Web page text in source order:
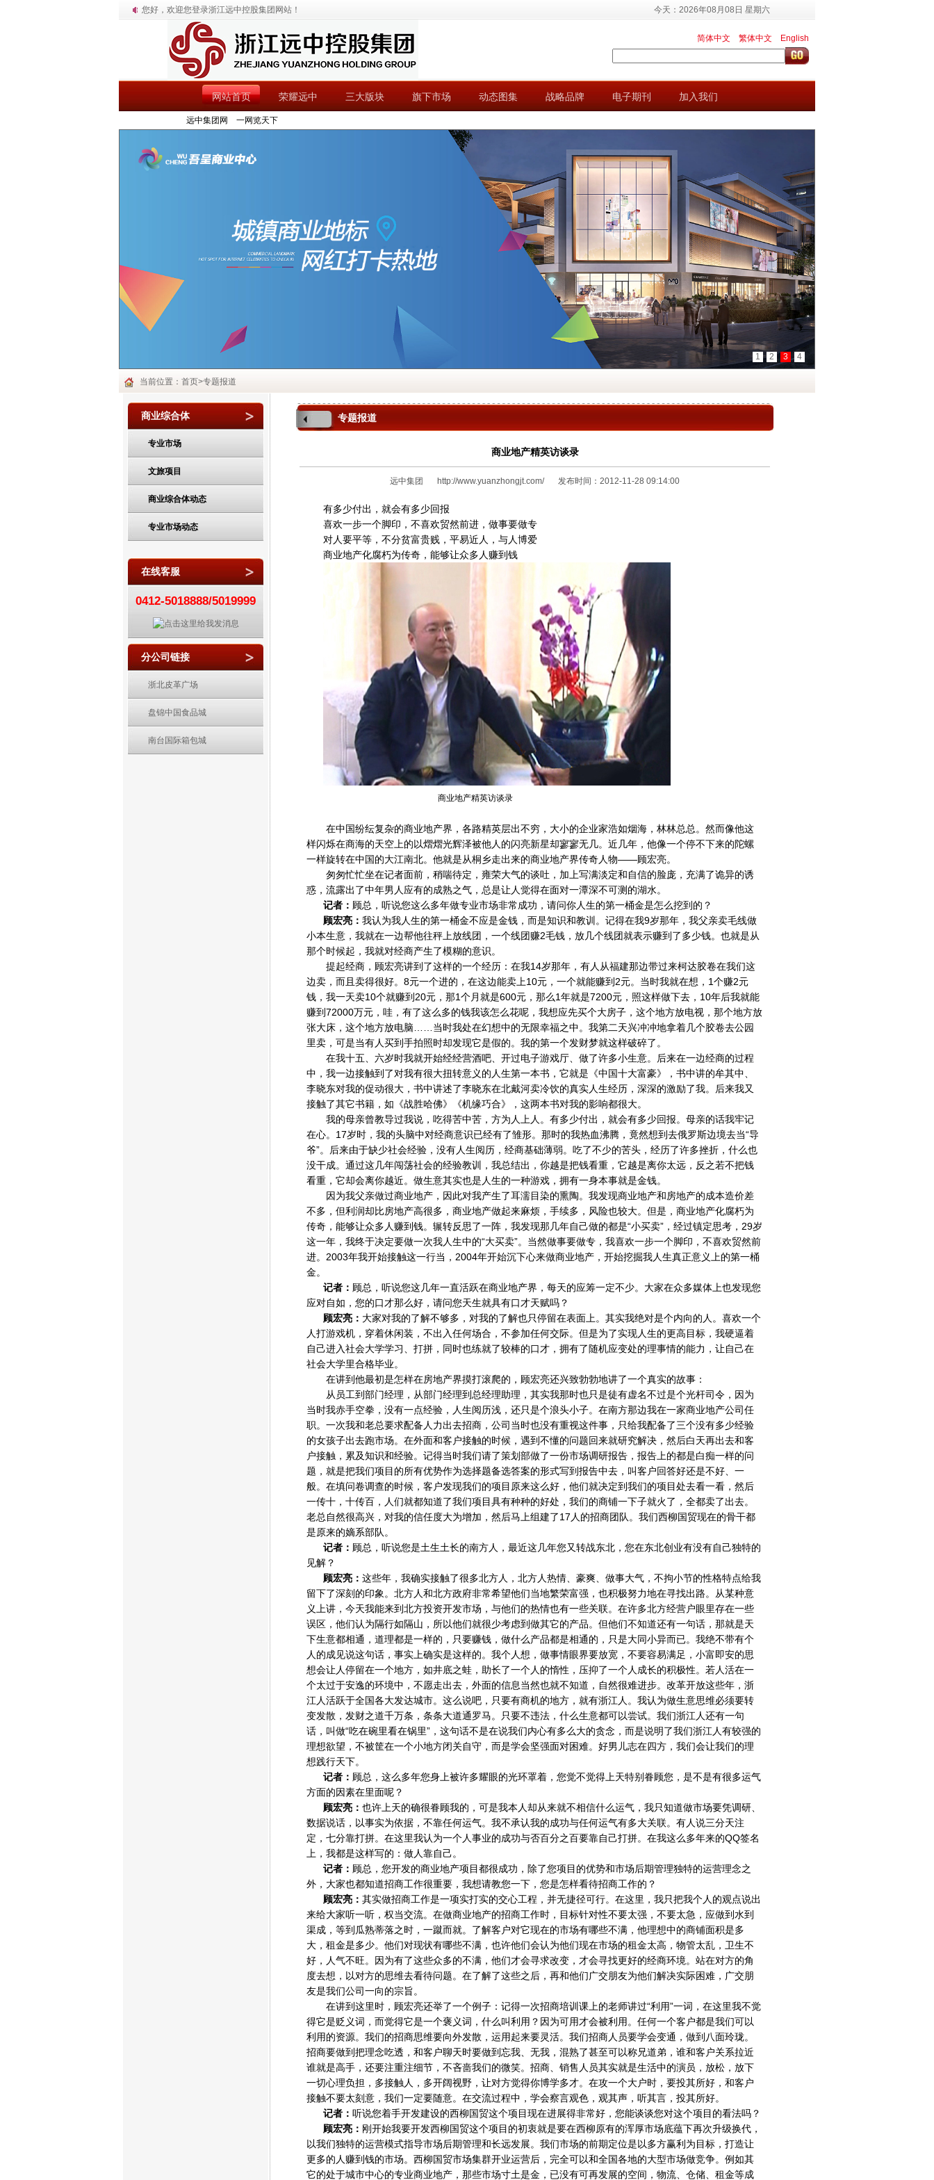
您好，欢迎您登录浙江远中控股集团网站！ 今天：2026年08月08日 星期六
简体中文 繁体中文 English
网站首页 荣耀远中 三大版块 旗下市场 动态图集 战略品牌 电子期刊 加入我们
远中集团网 一网览天下
当前位置：首页>专题报道
商业综合体
专业市场
文旅项目
商业综合体动态
专业市场动态
在线客服
0412-5018888/5019999
分公司链接
浙北皮革广场
盘锦中国食品城
南台国际箱包城
专题报道
商业地产精英访谈录
远中集团 http://www.yuanzhongjt.com/ 发布时间：2012-11-28 09:14:00
有多少付出，就会有多少回报
喜欢一步一个脚印，不喜欢贸然前进，做事要做专
对人要平等，不分贫富贵贱，平易近人，与人博爱
商业地产化腐朽为传奇，能够让众多人赚到钱
商业地产精英访谈录
在中国纷纭复杂的商业地产界，各路精英层出不穷，大小的企业家浩如烟海，林林总总。然而像他这
样闪烁在商海的天空上的以熠熠光辉泽被他人的闪亮新星却寥寥无几。近几年，他像一个停不下来的陀螺
一样旋转在中国的大江南北。他就是从桐乡走出来的商业地产界传奇人物——顾宏亮。
匆匆忙忙坐在记者面前，稍喘待定，雍荣大气的谈吐，加上写满淡定和自信的脸庞，充满了诡异的诱
惑，流露出了中年男人应有的成熟之气，总是让人觉得在面对一潭深不可测的湖水。
记者： 顾总，听说您这么多年做专业市场非常成功，请问你人生的第一桶金是怎么挖到的？
顾宏亮： 我认为我人生的第一桶金不应是金钱，而是知识和教训。记得在我9岁那年，我父亲卖毛线做
小本生意，我就在一边帮他往秤上放线团，一个线团赚2毛钱，放几个线团就表示赚到了多少钱。也就是从
那个时候起，我就对经商产生了模糊的意识。
提起经商，顾宏亮讲到了这样的一个经历：在我14岁那年，有人从福建那边带过来柯达胶卷在我们这
边卖，而且卖得很好。8元一个进的，在这边能卖上10元，一个就能赚到2元。当时我就在想，1个赚2元
钱，我一天卖10个就赚到20元，那1个月就是600元，那么1年就是7200元，照这样做下去，10年后我就能
赚到72000万元，哇，有了这么多的钱我该怎么花呢，我想应先买个大房子，这个地方放电视，那个地方放
张大床，这个地方放电脑……当时我处在幻想中的无限幸福之中。我第二天兴冲冲地拿着几个胶卷去公园
里卖，可是当有人买到手拍照时却发现它是假的。我的第一个发财梦就这样破碎了。
在我十五、六岁时我就开始经经营酒吧、开过电子游戏厅、做了许多小生意。后来在一边经商的过程
中，我一边接触到了对我有很大扭转意义的人生第一本书，它就是《中国十大富豪》，书中讲的牟其中、
李晓东对我的促动很大，书中讲述了李晓东在北戴河卖冷饮的真实人生经历，深深的激励了我。后来我又
接触了其它书籍，如《战胜哈佛》《机缘巧合》，这两本书对我的影响都很大。
我的母亲曾教导过我说，吃得苦中苦，方为人上人。有多少付出，就会有多少回报。母亲的话我牢记
在心。17岁时，我的头脑中对经商意识已经有了雏形。那时的我热血沸腾，竟然想到去俄罗斯边境去当“导
爷”。后来由于缺少社会经验，没有人生阅历，经商基础薄弱。吃了不少的苦头，经历了许多挫折，什么也
没干成。通过这几年闯荡社会的经验教训，我总结出，你越是把钱看重，它越是离你太远，反之若不把钱
看重，它却会离你越近。做生意其实也是人生的一种游戏，拥有一身本事就是金钱。
因为我父亲做过商业地产，因此对我产生了耳濡目染的熏陶。我发现商业地产和房地产的成本造价差
不多，但利润却比房地产高很多，商业地产做起来麻烦，手续多，风险也较大。但是，商业地产化腐朽为
传奇，能够让众多人赚到钱。辗转反思了一阵，我发现那几年自己做的都是“小买卖”，经过镇定思考，29岁
这一年，我终于决定要做一次我人生中的“大买卖”。当然做事要做专，我喜欢一步一个脚印，不喜欢贸然前
进。2003年我开始接触这一行当，2004年开始沉下心来做商业地产，开始挖掘我人生真正意义上的第一桶
金。
记者： 顾总，听说您这几年一直活跃在商业地产界，每天的应筹一定不少。大家在众多媒体上也发现您
应对自如，您的口才那么好，请问您天生就具有口才天赋吗？
顾宏亮： 大家对我的了解不够多，对我的了解也只停留在表面上。其实我绝对是个内向的人。喜欢一个
人打游戏机，穿着休闲装，不出入任何场合，不参加任何交际。但是为了实现人生的更高目标，我硬逼着
自己进入社会大学学习、打拼，同时也练就了较棒的口才，拥有了随机应变处的理事情的能力，让自己在
社会大学里合格毕业。
在讲到他最初是怎样在房地产界摸打滚爬的，顾宏亮还兴致勃勃地讲了一个真实的故事：
从员工到部门经理，从部门经理到总经理助理，其实我那时也只是徒有虚名不过是个光杆司令，因为
当时我赤手空拳，没有一点经验，人生阅历浅，还只是个浪头小子。在南方那边我在一家商业地产公司任
职。一次我和老总要求配备人力出去招商，公司当时也没有重视这件事，只给我配备了三个没有多少经验
的女孩子出去跑市场。在外面和客户接触的时候，遇到不懂的问题回来就研究解决，然后白天再出去和客
户接触，累及知识和经验。记得当时我们请了策划部做了一份市场调研报告，报告上的都是白痴一样的问
题，就是把我们项目的所有优势作为选择题备选答案的形式写到报告中去，叫客户回答好还是不好、一
般。在填问卷调查的时候，客户发现我们的项目原来这么好，他们就决定到我们的项目处去看一看，然后
一传十，十传百，人们就都知道了我们项目具有种种的好处，我们的商铺一下子就火了，全都卖了出去。
老总自然很高兴，对我的信任度大为增加，然后马上组建了17人的招商团队。我们西柳国贸现在的骨干都
是原来的嫡系部队。
记者： 顾总，听说您是土生土长的南方人，最近这几年您又转战东北，您在东北创业有没有自己独特的
见解？
顾宏亮： 这些年，我确实接触了很多北方人，北方人热情、豪爽、做事大气，不拘小节的性格特点给我
留下了深刻的印象。北方人和北方政府非常希望他们当地繁荣富强，也积极努力地在寻找出路。从某种意
义上讲，今天我能来到北方投资开发市场，与他们的热情也有一些关联。在许多北方经营户眼里存在一些
误区，他们认为隔行如隔山，所以他们就很少考虑到做其它的产品。但他们不知道还有一句话，那就是天
下生意都相通，道理都是一样的，只要赚钱，做什么产品都是相通的，只是大同小异而已。我绝不带有个
人的成见说这句话，事实上确实是这样的。我个人想，做事情眼界要放宽，不要容易满足，小富即安的思
想会让人停留在一个地方，如井底之蛙，助长了一个人的惰性，压抑了一个人成长的积极性。若人活在一
个太过于安逸的环境中，不愿走出去，外面的信息当然也就不知道，自然很难进步。改革开放这些年，浙
江人活跃于全国各大发达城市。这么说吧，只要有商机的地方，就有浙江人。我认为做生意思维必须要转
变发散，发财之道千万条，条条大道通罗马。只要不违法，什么生意都可以尝试。我们浙江人还有一句
话，叫做“吃在碗里看在锅里”，这句话不是在说我们内心有多么大的贪念，而是说明了我们浙江人有较强的
理想欲望，不被筐在一个小地方闭关自守，而是学会坚强面对困难。好男儿志在四方，我们会让我们的理
想践行天下。
记者： 顾总，这么多年您身上被许多耀眼的光环罩着，您觉不觉得上天特别眷顾您，是不是有很多运气
方面的因素在里面呢？
顾宏亮： 也许上天的确很眷顾我的，可是我本人却从来就不相信什么运气，我只知道做市场要凭调研、
数据说话，以事实为依据，不靠任何运气。我不承认我的成功与任何运气有多大关联。有人说三分天注
定，七分靠打拼。在这里我认为一个人事业的成功与否百分之百要靠自己打拼。在我这么多年来的QQ签名
上，我都是这样写的：做人靠自己。
记者： 顾总，您开发的商业地产项目都很成功，除了您项目的优势和市场后期管理独特的运营理念之
外，大家也都知道招商工作很重要，我想请教您一下，您是怎样看待招商工作的？
顾宏亮： 其实做招商工作是一项实打实的交心工程，并无捷径可行。在这里，我只把我个人的观点说出
来给大家听一听，权当交流。在做商业地产的招商工作时，目标针对性不要太强，不要太急，应做到水到
渠成，等到瓜熟蒂落之时，一蹴而就。了解客户对它现在的市场有哪些不满，他理想中的商铺面积是多
大，租金是多少。他们对现状有哪些不满，也许他们会认为他们现在市场的租金太高，物管太乱，卫生不
好，人气不旺。因为有了这些众多的不满，他们才会寻求改变，才会寻找更好的经商环境。站在对方的角
度去想，以对方的思维去看待问题。在了解了这些之后，再和他们广交朋友为他们解决实际困难，广交朋
友是我们公司一向的宗旨。
在讲到这里时，顾宏亮还举了一个例子：记得一次招商培训课上的老师讲过“利用”一词，在这里我不觉
得它是贬义词，而觉得它是一个褒义词，什么叫利用？因为可用才会被利用。任何一个客户都是我们可以
利用的资源。我们的招商思维要向外发散，运用起来要灵活。我们招商人员要学会变通，做到八面玲珑。
招商要做到把理念吃透，和客户聊天时要做到忘我、无我，混熟了甚至可以称兄道弟，谁和客户关系拉近
谁就是高手，还要注重注细节，不吝啬我们的微笑。招商、销售人员其实就是生活中的演员，放松，放下
一切心理负担，多接触人，多开阔视野，让对方觉得你博学多才。在攻一个大户时，要投其所好，和客户
接触不要太刻意，我们一定要随意。在交流过程中，学会察言观色，观其声，听其言，投其所好。
记者： 听说您着手开发建设的西柳国贸这个项目现在进展得非常好，您能谈谈您对这个项目的看法吗？
顾宏亮： 刚开始我要开发西柳国贸这个项目的初衷就是要在西柳原有的浑厚市场底蕴下再次升级换代，
以我们独特的运营模式指导市场后期管理和长远发展。我们市场的前期定位是以多方赢利为目标，打造让
更多的人赚到钱的市场。西柳国贸市场集群开业运营后，完全可以和全国各地的大型市场做竞争。例如其
它的处于城市中心的专业商业地产，那些市场寸土是金，已没有可再发展的空间，物流、仓储、租金等成